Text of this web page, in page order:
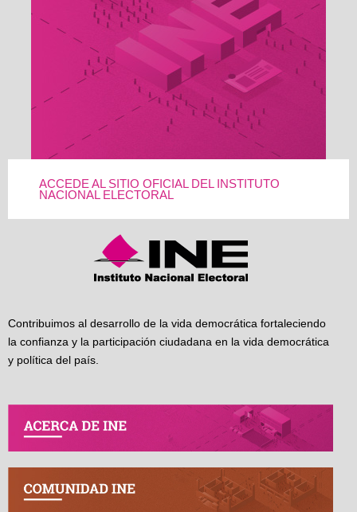
ACCEDE AL SITIO OFICIAL DEL INSTITUTO
NACIONAL ELECTORAL
Contribuimos al desarrollo de la vida democrática fortaleciendo
la confianza y la participación ciudadana en la vida democrática
y política del país.